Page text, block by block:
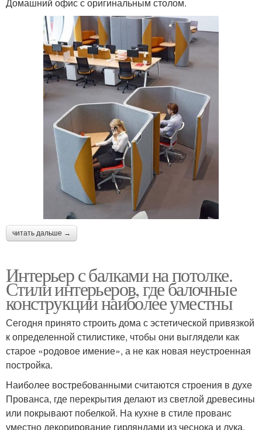
Домашний офис с оригинальным столом.
читать дальше →
Интерьер с балками на потолке.
Стили интерьеров, где балочные
конструкции наиболее уместны
Сегодня принято строить дома с эстетической привязкой
к определенной стилистике, чтобы они выглядели как
старое «родовое имение», а не как новая неустроенная
постройка.
Наиболее востребованными считаются строения в духе
Прованса, где перекрытия делают из светлой древесины
или покрывают побелкой. На кухне в стиле прованс
уместно декорирование гирляндами из чеснока и лука,